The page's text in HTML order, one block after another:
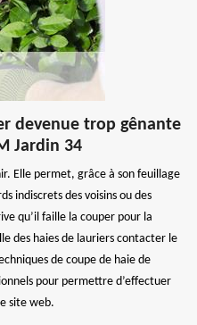
devenue trop gênante
Jardin 34
Elle permet, grâce à son feuillage
indiscrets des voisins ou des
qu’il faille la couper pour la
des haies de lauriers contacter le
de coupe de haie de
pour permettre d’effectuer
site web.